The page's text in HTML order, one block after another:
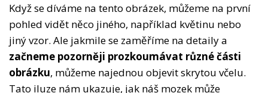
Když se díváme na tento obrázek, můžeme na první
pohled vidět něco jiného, například květinu nebo
jiný vzor. Ale jakmile se zaměříme na detaily a
začneme pozorněji prozkoumávat různé části
obrázku, můžeme najednou objevit skrytou včelu.
Tato iluze nám ukazuje, jak náš mozek může